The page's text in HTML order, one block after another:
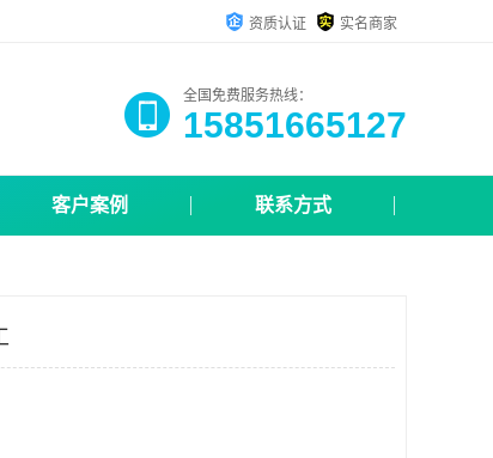
资质认证 实名商家
全国免费服务热线：
15851665127
客户案例 联系方式